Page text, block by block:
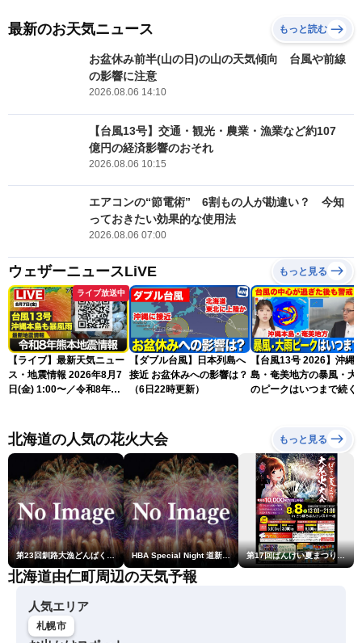
最新のお天気ニュース もっと読む
お盆休み前半(山の日)の山の天気傾向 台風や前線
の影響に注意
2026.08.06 14:10
【台風13号】交通・観光・農業・漁業など約107
億円の経済影響のおそれ
2026.08.06 10:15
エアコンの“節電術” 6割もの人が勘違い？ 今知
っておきたい効果的な使用法
2026.08.06 07:00
ウェザーニュースLiVE もっと見る
ライブ放送中
【ライブ】最新天気ニュー
ス・地震情報 2026年8月7
日(金) 1:00〜／令和8年熊
スLiVE〉
【ダブル台風】日本列島へ
接近 お盆休みへの影響は？
（6日22時更新）
【台風13号 2026】沖縄
島・奄美地方の暴風・大
のピークはいつまで続く
北海道の人気の花火大会 もっと見る
第23回釧路大漁どんぱく花火大会 ～道新・光と音のファンタジー～ HBA Special Night 道新・秋華火（はなび） 第17回ばんけい夏まつり大花火大会
北海道由仁町周辺の天気予報
人気エリア
札幌市